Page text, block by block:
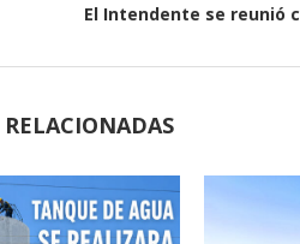
El Intendente se reunió